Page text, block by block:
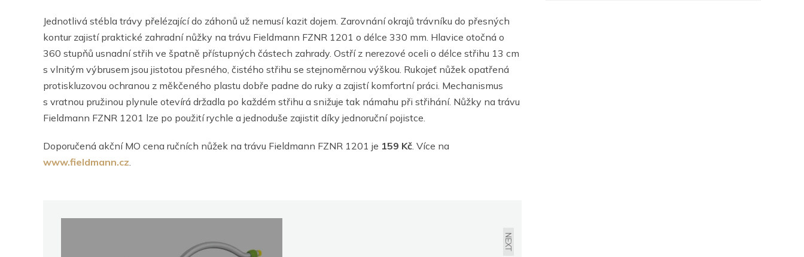
Jednotlivá stébla trávy přelézající do záhonů už nemusí kazit dojem. Zarovnání okrajů trávníku do přesných
kontur zajistí praktické zahradní nůžky na trávu Fieldmann FZNR 1201 o délce 330 mm. Hlavice otočná o
360 stupňů usnadní střih ve špatně přístupných částech zahrady. Ostří z nerezové oceli o délce střihu 13 cm
s vlnitým výbrusem jsou jistotou přesného, čistého střihu se stejnoměrnou výškou. Rukojeť nůžek opatřená
protiskluzovou ochranou z měkčeného plastu dobře padne do ruky a zajistí komfortní práci. Mechanismus
s vratnou pružinou plynule otevírá držadla po každém střihu a snižuje tak námahu při střihání. Nůžky na trávu
Fieldmann FZNR 1201 lze po použití rychle a jednoduše zajistit díky jednoruční pojistce.
Doporučená akční MO cena ručních nůžek na trávu Fieldmann FZNR 1201 je 159 Kč . Více na
www.fieldmann.cz
NEXT